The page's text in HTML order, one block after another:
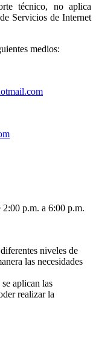
técnico, no aplica
Servicios de Internet
medios:
p.m. a 6:00 p.m.
niveles de
las necesidades
aplican las
realizar la